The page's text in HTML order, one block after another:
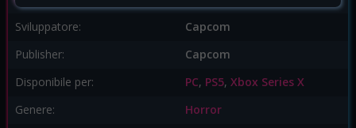
Sviluppatore:
Capcom
Publisher:
Capcom
Disponibile per:
PC, PS5, Xbox Series X
Genere:
Horror